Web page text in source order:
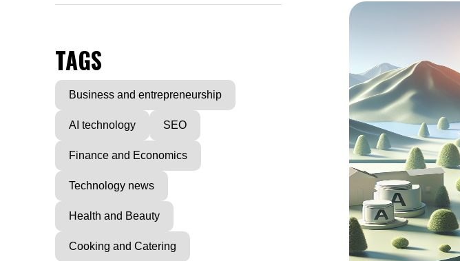
TAGS
Business and entrepreneurship
AI technology SEO
Finance and Economics
Technology news
Health and Beauty
Cooking and Catering